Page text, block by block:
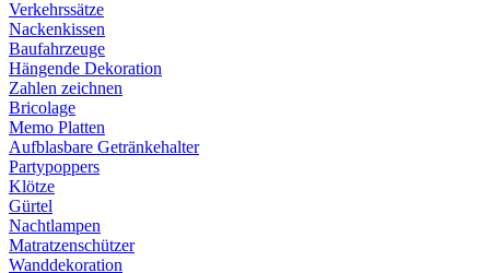
Verkehrssätze
Nackenkissen
Baufahrzeuge
Hängende Dekoration
Zahlen zeichnen
Bricolage
Memo Platten
Aufblasbare Getränkehalter
Partypoppers
Klötze
Gürtel
Nachtlampen
Matratzenschützer
Wanddekoration